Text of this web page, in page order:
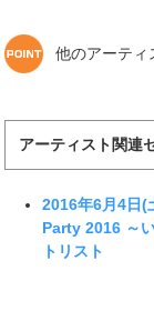
他のアーティ
アーティスト関連
2016年6月4日
Party 2016 ～
トリスト